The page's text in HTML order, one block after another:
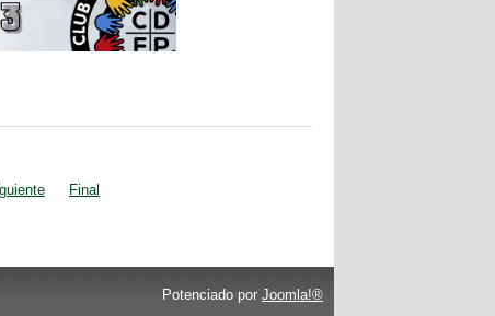
Final
Potenciado por Joomla!®